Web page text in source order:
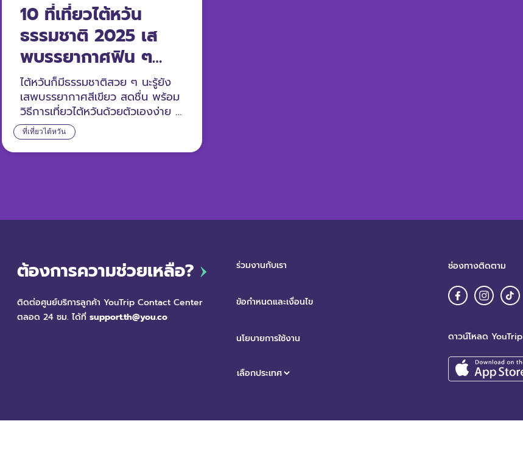
ที่เที่ยวไต้หวัน
10 ที่เที่ยวไต้หวัน
ธรรมชาติ 2025 เส
พบรรยากาศฟิน ๆ
แบบธรรมชาติ
ไต้หวันก็มีธรรมชาติสวย ๆ นะรู้ยัง
เสพบรรยากาศสีเขียว สดชื่น พร้อม
วิธีการเที่ยวไต้หวันด้วยตัวเองง่าย ๆ
มาดูกัน
ต้องการความช่วยเหลือ?
ติดต่อศูนย์บริการลูกค้า YouTrip Contact Center
ตลอด 24 ชม. ได้ที่ support.th@you.co
ร่วมงานกับเรา
ข้อกำหนดและเงื่อนไข
นโยบายการใช้งาน
ช่องทางติดตาม
ดาวน์โหลด YouTrip